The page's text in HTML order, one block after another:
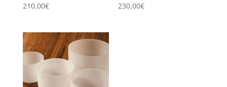
210,00€
230,00€